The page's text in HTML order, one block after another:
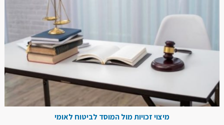
מיצוי זכויות מול המוסד לביטוח לאומי